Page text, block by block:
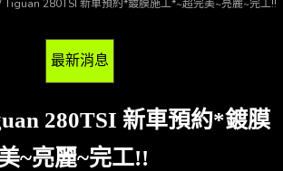
Tiguan 280TSI 新車預約*鍍膜施工*~超完美~亮麗~完工!!
最新消息
280TSI 新車預約*鍍膜
~亮麗~完工!!